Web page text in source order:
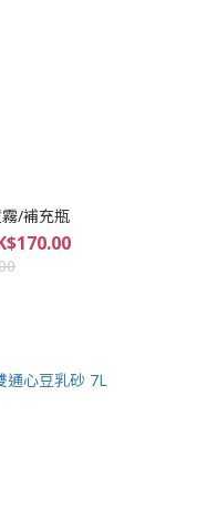
/補充瓶